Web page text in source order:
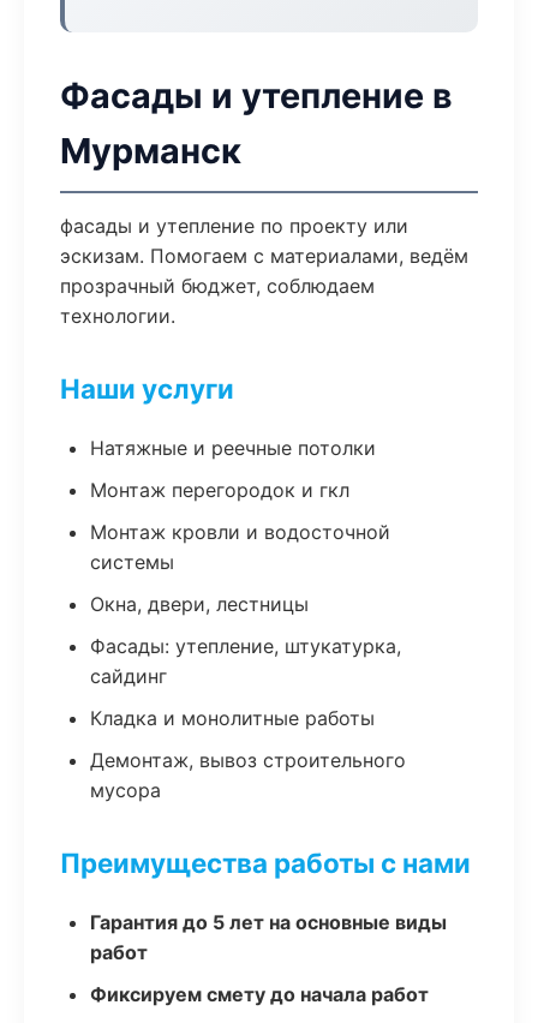
Фасады и утепление в
Мурманск
фасады и утепление по проекту или
эскизам. Помогаем с материалами, ведём
прозрачный бюджет, соблюдаем
технологии.
Наши услуги
Натяжные и реечные потолки
Монтаж перегородок и гкл
Монтаж кровли и водосточной
системы
Окна, двери, лестницы
Фасады: утепление, штукатурка,
сайдинг
Кладка и монолитные работы
Демонтаж, вывоз строительного
мусора
Преимущества работы с нами
Гарантия до 5 лет на основные виды
работ
Фиксируем смету до начала работ